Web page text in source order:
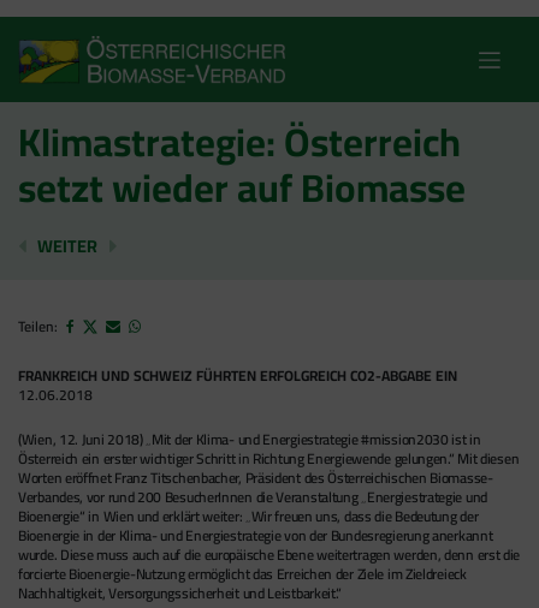
content
Klimastrategie: Österreich
setzt wieder auf Biomasse
PRESSEARCHIV 2018
WEITER
Teilen:
FRANKREICH UND SCHWEIZ FÜHRTEN ERFOLGREICH CO2-ABGABE EIN
12.06.2018
(Wien, 12. Juni 2018) „Mit der Klima- und Energiestrategie #mission2030 ist in
Österreich ein erster wichtiger Schritt in Richtung Energiewende gelungen.“ Mit diesen
Worten eröffnet Franz Titschenbacher, Präsident des Österreichischen Biomasse-
Verbandes, vor rund 200 BesucherInnen die Veranstaltung „Energiestrategie und
Bioenergie“ in Wien und erklärt weiter: „Wir freuen uns, dass die Bedeutung der
Bioenergie in der Klima- und Energiestrategie von der Bundesregierung anerkannt
wurde. Diese muss auch auf die europäische Ebene weitertragen werden, denn erst die
forcierte Bioenergie-Nutzung ermöglicht das Erreichen der Ziele im Zieldreieck
Nachhaltigkeit, Versorgungssicherheit und Leistbarkeit.“